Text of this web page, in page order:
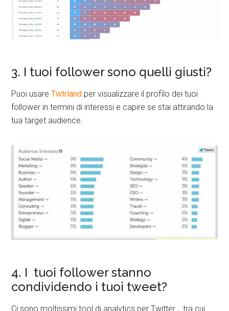
3. I tuoi follower sono quelli giusti?
Puoi usareTwtrland per visualizzare il profilo dei tuoi
follower in termini di interessi e capire se stai attirando la
tua target audience.
4. I tuoi follower stanno
condividendo i tuoi tweet?
Ci sono moltissimi tool di analytics per Twitter , tra cui